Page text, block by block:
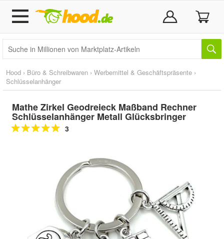
Hood › Büro & Schreibwaren › Werbemittel & Geschäftspräsente ›
Schlüsselanhänger
Mathe Zirkel Geodreieck Maßband Rechner
Schlüsselanhänger Metall Glücksbringer
3